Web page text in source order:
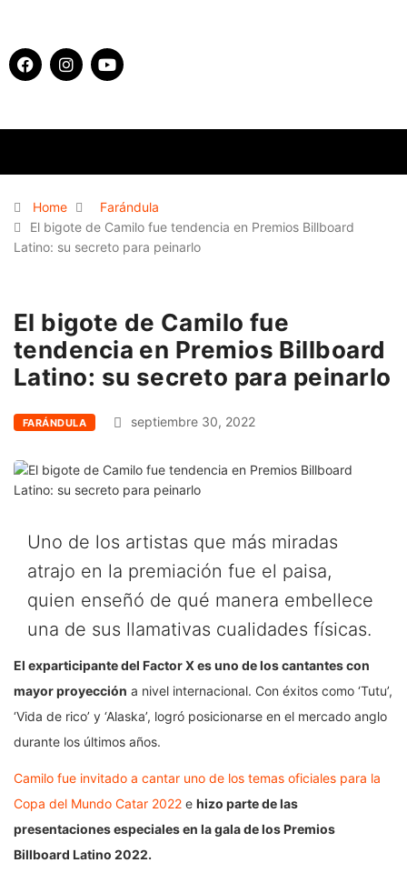
Home
Farándula
El bigote de Camilo fue tendencia en Premios Billboard
Latino: su secreto para peinarlo
El bigote de Camilo fue
tendencia en Premios Billboard
Latino: su secreto para peinarlo
FARÁNDULA septiembre 30, 2022
Uno de los artistas que más miradas
atrajo en la premiación fue el paisa,
quien enseñó de qué manera embellece
una de sus llamativas cualidades físicas.
El exparticipante del Factor X es uno de los cantantes con
mayor proyección a nivel internacional. Con éxitos como ‘Tutu’,
‘Vida de rico’ y ‘Alaska’, logró posicionarse en el mercado anglo
durante los últimos años.
Camilo fue invitado a cantar uno de los temas oficiales para la
Copa del Mundo Catar 2022 e hizo parte de las
presentaciones especiales en la gala de los Premios
Billboard Latino 2022.